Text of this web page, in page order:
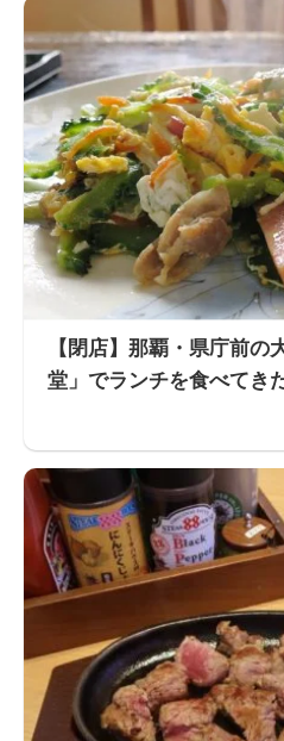
【閉店】那覇・県庁前の
堂」でランチを食べてきた